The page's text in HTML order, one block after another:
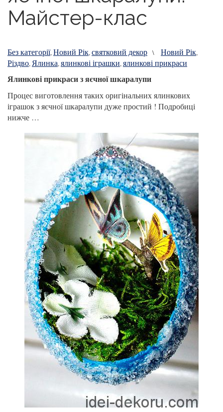
Майстер-клас
Без категорії,Новий Рік,святковий декор \ Новий Рік,
Різдво, Ялинка,ялинкові іграшки,ялинкові прикраси
Ялинкові прикраси з яєчної шкаралупи
Процес виготовлення таких оригінальних ялинкових
іграшок з яєчної шкаралупи дуже простий ! Подробиці
нижче …